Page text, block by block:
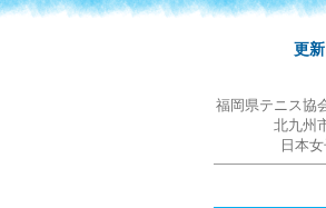
更
福岡県
北九州
日本女